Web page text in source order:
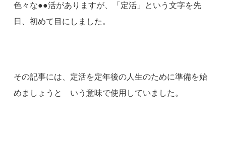
色々な●●活がありますが、「定活」という文字を先
日、初めて目にしました。
その記事には、定活を定年後の人生のために準備を始
めましょうと いう意味で使用していました。